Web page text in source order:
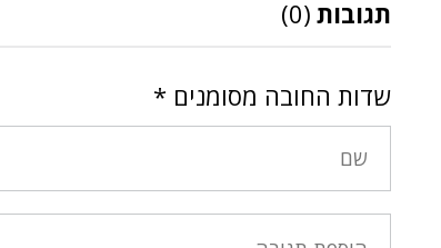
תגובות (0)
שדות החובה מסומנים *